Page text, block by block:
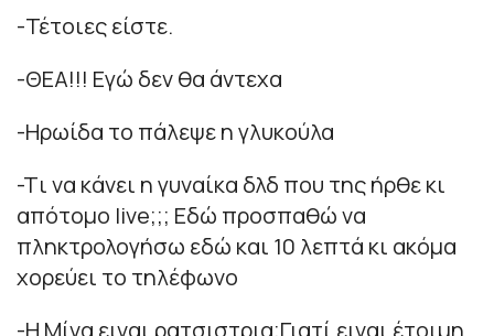
-Τέτοιες είστε.
-ΘΕΑ!!! Εγώ δεν θα άντεχα
-Ηρωίδα το πάλεψε η γλυκούλα
-Tι να κάνει η γυναίκα δλδ που της ήρθε κι
απότομο live;;; Εδώ προσπαθώ να
πληκτρολογήσω εδώ και 10 λεπτά κι ακόμα
χορεύει το τηλέφωνο
-Η Μίνα ειναι ρατσιστρια;Γιατί ειναι έτοιμη